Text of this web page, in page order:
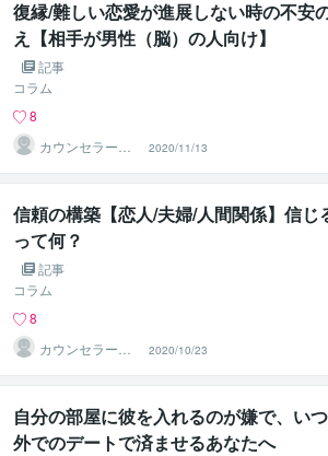
復縁/難しい恋愛が進展しない時の不安
え【相手が男性（脳）の人向け】
記事
コラム
8
カウンセラー佐
藤愛
2020/11/13
信頼の構築【恋人/夫婦/人間関係】信じ
って何？
記事
コラム
8
カウンセラー佐
藤愛
2020/10/23
自分の部屋に彼を入れるのが嫌で、い
外でのデートで済ませるあなたへ